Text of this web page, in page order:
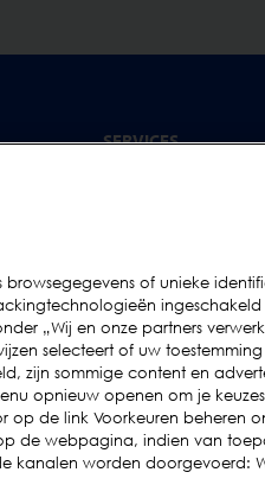
&
SERVICES
Opleidingscentrum
Upgrades
Huur
of unieke
„Wij en onze partners
selecteert of uw toestemming
zijn sommige content en
opnieuw openen om je
op de link Voorkeuren beheren
de webpagina, indien van
kanalen worden doorgevoerd: